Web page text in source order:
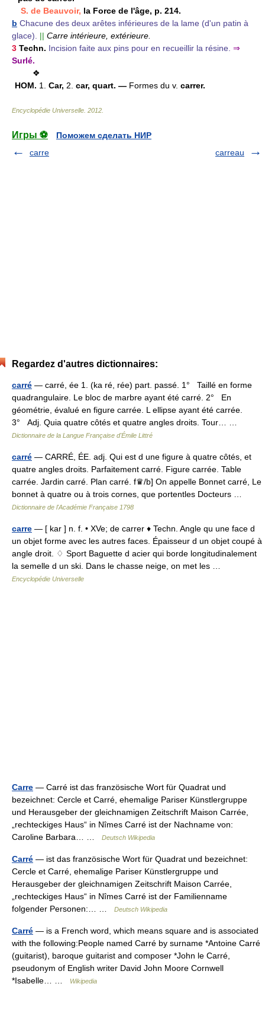
S. de Beauvoir, la Force de l'âge, p. 214.
b Chacune des deux arêtes inférieures de la lame (d'un patin à
glace). || Carre intérieure, extérieure.
3 Techn. Incision faite aux pins pour en recueillir la résine. ⇒
Surlé.
❖
HOM. 1. Car, 2. car, quart. — Formes du v. carrer.
Encyclopédie Universelle 2012
Игры ⚽
Поможем сделать НИР
carre
carreau
Regardez d'autres dictionnaires:
carré — carré, ée 1. (ka ré, rée) part. passé. 1° Taillé en forme
quadrangulaire. Le bloc de marbre ayant été carré. 2° En
géométrie, évalué en figure carrée. L ellipse ayant été carrée.
3° Adj. Quia quatre côtés et quatre angles droits. Tour… …
Dictionnaire de la Langue Française d'Émile Littré
carré — CARRÉ, ÉE. adj. Qui est d une figure à quatre côtés, et
quatre angles droits. Parfaitement carré. Figure carrée. Table
carrée. Jardin carré. Plan carré. f♛/b] On appelle Bonnet carré, Le
bonnet à quatre ou à trois cornes, que portentles Docteurs …
Dictionnaire de l'Académie Française 1798
carre — [ kar ] n. f. • XVe; de carrer ♦ Techn. Angle qu une face d
un objet forme avec les autres faces. Épaisseur d un objet coupé à
angle droit. ♢ Sport Baguette d acier qui borde longitudinalement
la semelle d un ski. Dans le chasse neige, on met les …
Encyclopédie Universelle
Carre — Carré ist das französische Wort für Quadrat und
bezeichnet: Cercle et Carré, ehemalige Pariser Künstlergruppe
und Herausgeber der gleichnamigen Zeitschrift Maison Carrée,
„rechteckiges Haus“ in Nîmes Carré ist der Nachname von:
Caroline Barbara… …
Deutsch Wikipedia
Carré — ist das französische Wort für Quadrat und bezeichnet:
Cercle et Carré, ehemalige Pariser Künstlergruppe und
Herausgeber der gleichnamigen Zeitschrift Maison Carrée,
„rechteckiges Haus“ in Nîmes Carré ist der Familienname
folgender Personen:… …
Deutsch Wikipedia
Carré — is a French word, which means square and is associated
with the following:People named Carré by surname *Antoine Carré
(guitarist), baroque guitarist and composer *John le Carré,
pseudonym of English writer David John Moore Cornwell
*Isabelle… …
Wikipedia